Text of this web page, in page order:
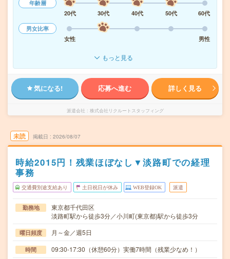
年齢層
20代
30代 40代 50代
60代
男女比率
女性
男性
もっと見る
気になる! 応募へ進む 詳しく見る
派遣会社 株式会社リクルートスタッフィング
未読 掲載日 2026/08/07
時給2015円！残業ほぼなし▼淡路町での経理
事務
交通費別途支給あり 土日祝日が休み WEB登録OK 派遣
勤務地
東京都千代田区
淡路町駅から徒歩3分／小川町(東京都)駅から徒歩3分
曜日頻度 月～金／週5日
時間 09:30-17:30（休憩60分）実働7時間（残業少なめ！）